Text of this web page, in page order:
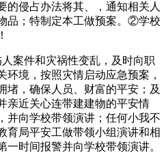
的侵占办法将其、，通知相关人
品；特制定本工做预案。②学校
件和灾祸性变乱，及时向职
环境，按照灾情启动应急预案，
堵，确保人员、财富的平安；及
亲近关心连带建建物的平安情
并向学校带领演讲；任何小我不
育局平安工做带领小组演讲和相
时间报警并向学校带领演讲。